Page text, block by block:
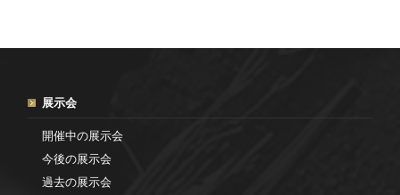
展示会
開催中の展示会
今後の展示会
過去の展示会